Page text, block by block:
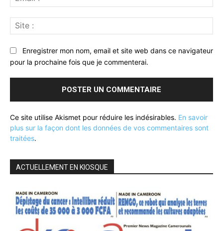
:*
:
Enregistrer mon nom, email et site web dans ce navigateur
pour la prochaine fois que je commenterai.
Ce site utilise Akismet pour réduire les indésirables. En savoir
plus sur la façon dont les données de vos commentaires sont
traitées.
ACTUELLEMENT EN KIOSQUE